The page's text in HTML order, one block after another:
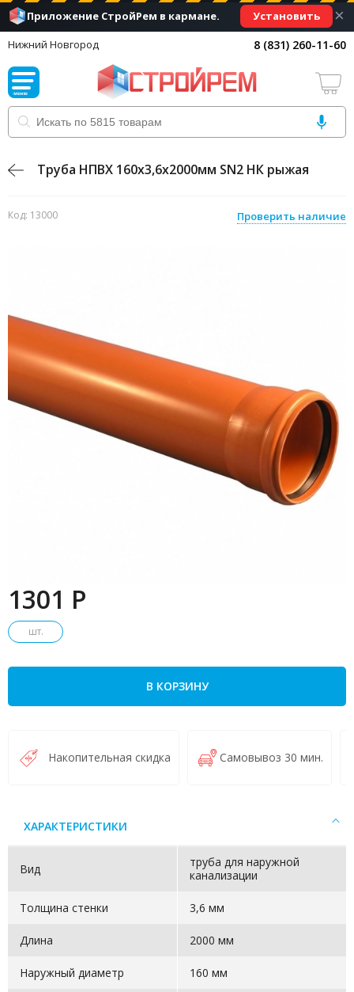
Приложение СтройРем в кармане. Установить ×
Нижний Новгород 8 (831) 260-11-60
Труба НПВХ 160х3,6х2000мм SN2 НК рыжая
Код: 13000 Проверить наличие
1301 P
шт.
В КОРЗИНУ
Накопительная скидка Самовывоз 30 мин.
ХАРАКТЕРИСТИКИ
Вид
труба для наружной
канализации
Толщина стенки 3,6 мм
Длина 2000 мм
Наружный диаметр 160 мм